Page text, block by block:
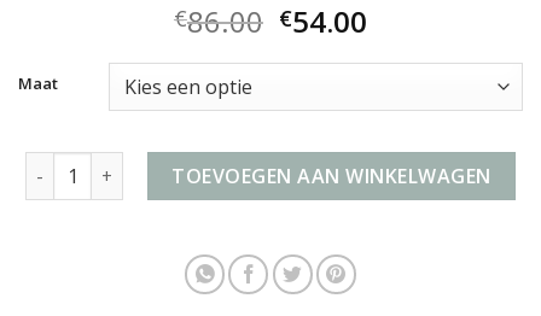
€86.00 €54.00
Maat
koffer hardcase aantalTOEVOEGEN AAN WINKELWAGEN